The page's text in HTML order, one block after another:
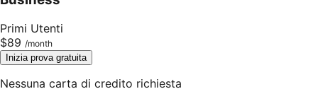
Primi Utenti
$89
Inizia prova gratuita
Nessuna carta di credito richiesta